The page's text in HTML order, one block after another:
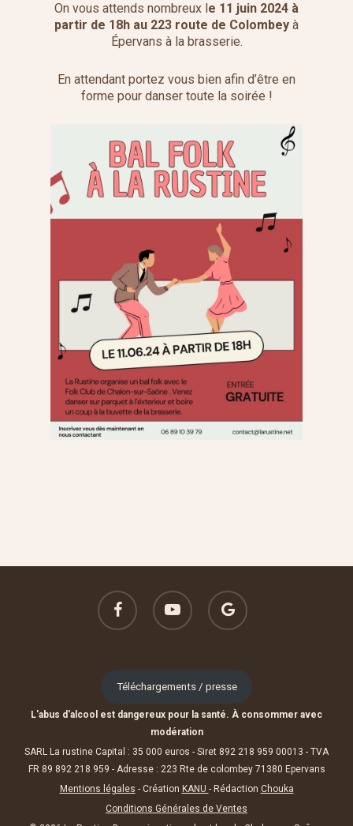
On vous attends nombreux le 11 juin 2024 à
partir de 18h au 223 route de Colombey à
Épervans à la brasserie.
En attendant portez vous bien afin d’être en
forme pour danser toute la soirée !
facebook youtube
google-
plus
Téléchargements / presse
L'abus d'alcool est dangereux pour la santé. À consommer avec
modération
SARL La rustine Capital : 35 000 euros - Siret 892 218 959 00013 - TVA
FR 89 892 218 959 - Adresse : 223 Rte de colombey 71380 Epervans
Mentions légales - Création KANU - Rédaction Chouka
Conditions Générales de Ventes